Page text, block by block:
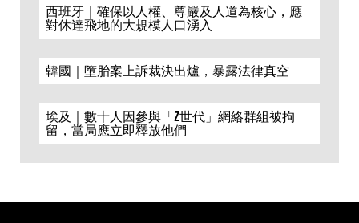
西班牙｜確保以人權、尊嚴及人道為核心，應
對休達飛地的大規模人口湧入
韓國｜墮胎案上訴裁決出爐，暴露法律真空
埃及｜數十人因參與「Z世代」網絡群組被拘
留，當局應立即釋放他們